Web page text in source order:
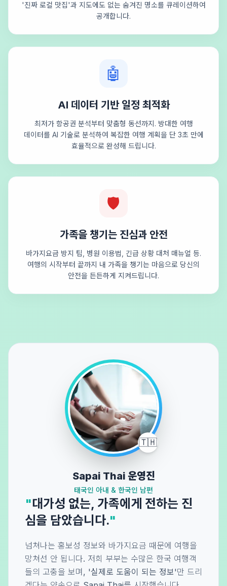
'진짜 로컬 맛집'과 지도에도 없는 숨겨진 명소를 큐레이션하여
공개합니다.
🤖
AI 데이터 기반 일정 최적화
최저가 항공권 분석부터 맞춤형 동선까지. 방대한 여행
데이터를 AI 기술로 분석하여 복잡한 여행 계획을 단 3초 만에
효율적으로 완성해 드립니다.
🛡️
가족을 챙기는 진심과 안전
바가지요금 방지 팁, 병원 이용법, 긴급 상황 대처 매뉴얼 등.
여행의 시작부터 끝까지 내 가족을 챙기는 마음으로 당신의
안전을 든든하게 지켜드립니다.
🇹🇭
Sapai Thai 운영진
태국인 아내 & 한국인 남편
"대가성 없는, 가족에게 전하는 진
심을 담았습니다."
넘쳐나는 홍보성 정보와 바가지요금 때문에 여행을
망쳐선 안 됩니다. 저희 부부는 수많은 한국 여행객
들의 고충을 보며, '실제로 도움이 되는 정보'만 드리